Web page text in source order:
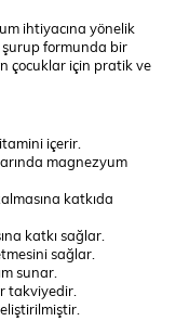
ihtiyacına yönelik
formunda bir
çocuklar için pratik ve
içerir.
magnezyum
katkıda
katkı sağlar.
sağlar.
sunar.
takviyedir.